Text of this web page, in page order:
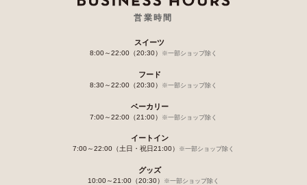
営業時間
スイーツ
8:00～22:00（20:30） ※一部ショップ除く
フード
8:30～22:00（20:30） ※一部ショップ除く
ベーカリー
7:00～22:00（21:00） ※一部ショップ除く
イートイン
7:00～22:00（土日・祝日21:00） ※一部ショップ除く
グッズ
10:00～21:00（20:30） ※一部ショップ除く